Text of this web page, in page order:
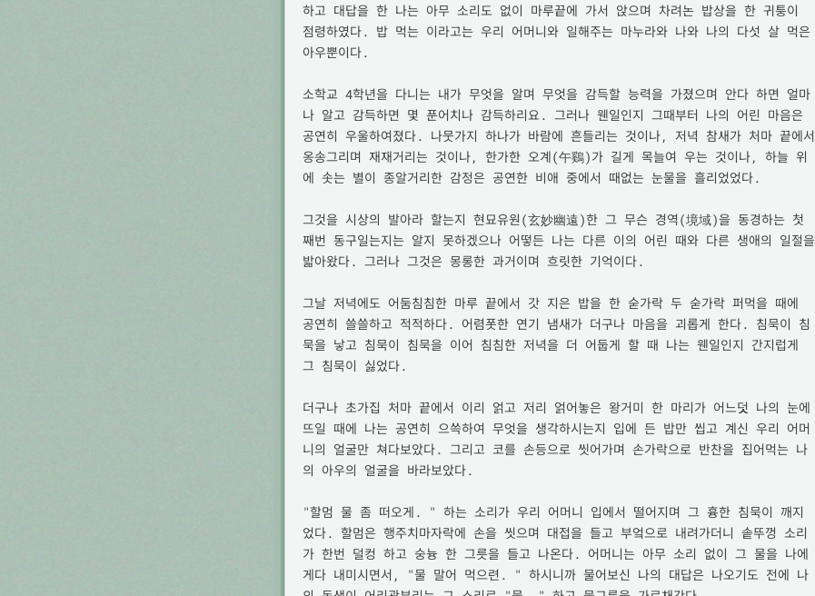
하고 대답을 한 나는 아무 소리도 없이 마루끝에 가서 앉으며 차려논 밥상을 한 귀퉁이
점령하였다. 밥 먹는 이라고는 우리 어머니와 일해주는 마누라와 나와 나의 다섯 살 먹은
아우뿐이다.
소학교 4학년을 다니는 내가 무엇을 알며 무엇을 감득할 능력을 가졌으며 안다 하면 얼마
나 알고 감득하면 몇 푼어치나 감득하리요. 그러나 웬일인지 그때부터 나의 어린 마음은
공연히 우울하여졌다. 나뭇가지 하나가 바람에 흔들리는 것이나, 저녁 참새가 처마 끝에서
옹송그리며 재재거리는 것이나, 한가한 오계(午鷄)가 길게 목늘여 우는 것이나, 하늘 위
에 솟는 별이 종알거리한 감정은 공연한 비애 중에서 때없는 눈물을 흘리었었다.
그것을 시상의 발아라 할는지 현묘유원(玄妙幽遠)한 그 무슨 경역(境域)을 동경하는 첫
째번 동구일는지는 알지 못하겠으나 어떻든 나는 다른 이의 어린 때와 다른 생애의 일절을
밟아왔다. 그러나 그것은 몽롱한 과거이며 흐릿한 기억이다.
그날 저녁에도 어둠침침한 마루 끝에서 갓 지은 밥을 한 숟가락 두 숟가락 퍼먹을 때에
공연히 쓸쓸하고 적적하다. 어렴폿한 연기 냄새가 더구나 마음을 괴롭게 한다. 침묵이 침
묵을 낳고 침묵이 침묵을 이어 침침한 저녁을 더 어둡게 할 때 나는 웬일인지 간지럽게
그 침묵이 싫었다.
더구나 초가집 처마 끝에서 이리 얽고 저리 얽어놓은 왕거미 한 마리가 어느덧 나의 눈에
뜨일 때에 나는 공연히 으쓱하여 무엇을 생각하시는지 입에 든 밥만 씹고 계신 우리 어머
니의 얼굴만 쳐다보았다. 그리고 코를 손등으로 씻어가며 손가락으로 반찬을 집어먹는 나
의 아우의 얼굴을 바라보았다.
"할멈 물 좀 떠오게. " 하는 소리가 우리 어머니 입에서 떨어지며 그 흉한 침묵이 깨지
었다. 할멈은 행주치마자락에 손을 씻으며 대접을 들고 부엌으로 내려가더니 솥뚜껑 소리
가 한번 덜컹 하고 숭늉 한 그릇을 들고 나온다. 어머니는 아무 소리 없이 그 물을 나에
게다 내미시면서, "물 말어 먹으련. " 하시니까 물어보신 나의 대답은 나오기도 전에 나